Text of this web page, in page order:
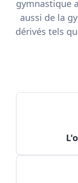
gymnastique
aussi de la
dérivés tels